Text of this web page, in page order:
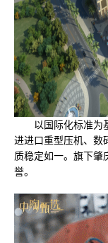
以国际化标准为基
进进口重型压机、数
质稳定如一。旗下肇
誉。